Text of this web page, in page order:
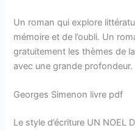
Un roman qui explore
mémoire et de l’oubli. Un
gratuitement les thèmes de
avec une grande profondeur.
Georges Simenon livre pdf
Le style d’écriture UN NOEL